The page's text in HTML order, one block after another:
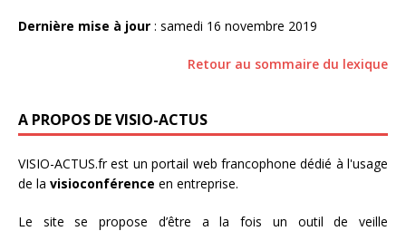
Dernière mise à jour : samedi 16 novembre 2019
Retour au sommaire du lexique
A PROPOS DE VISIO-ACTUS
VISIO-ACTUS.frest un portail web francophone dédié à l'usage
de la visioconférence en entreprise.
Le site se propose d’être a la fois un outil de veille